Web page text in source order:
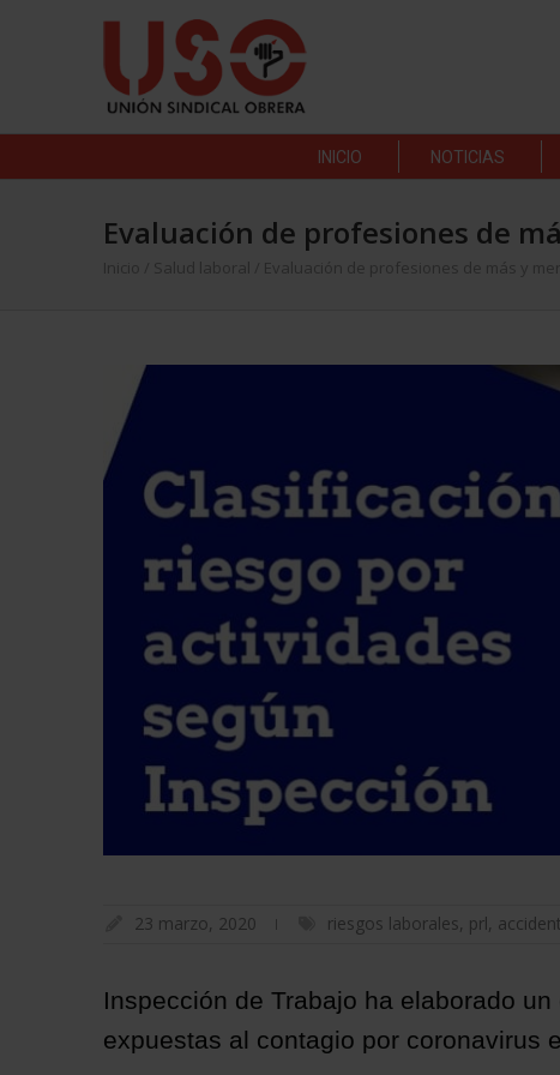
INICIO NOTICIAS
Evaluación de profesiones de
Inicio Salud laboral Evaluación de profesiones de más y
23 marzo, 2020 riesgos laborales, prl,
Inspección de Trabajo ha elaborado
expuestas al contagio por coronavirus